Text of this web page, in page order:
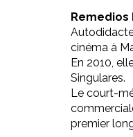
Remedios
cinéma à
En 2010,
Singulares.
Le court-
premier